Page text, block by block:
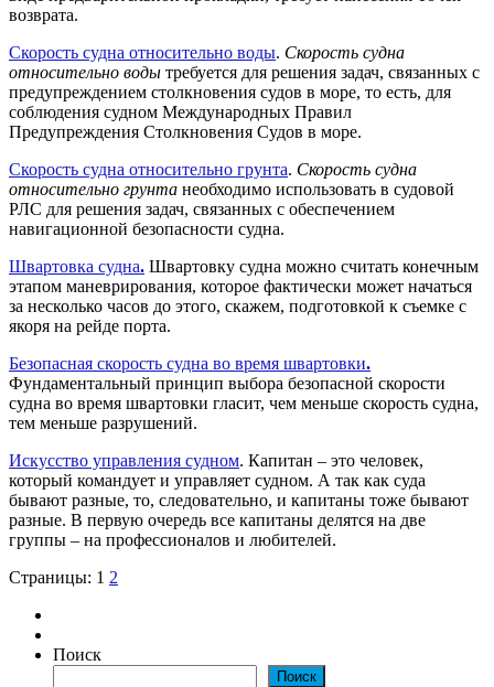
возврата.
Скорость судна относительно воды. Скорость судна
относительно воды требуется для решения задач, связанных с
предупреждением столкновения судов в море, то есть, для
соблюдения судном Международных Правил
Предупреждения Столкновения Судов в море.
Скорость судна относительно грунта. Скорость судна
относительно грунта необходимо использовать в судовой
РЛС для решения задач, связанных с обеспечением
навигационной безопасности судна.
Швартовка судна. Швартовку судна можно считать конечным
этапом маневрирования, которое фактически может начаться
за несколько часов до этого, скажем, подготовкой к съемке с
якоря на рейде порта.
Безопасная скорость судна во время швартовки.
Фундаментальный принцип выбора безопасной скорости
судна во время швартовки гласит, чем меньше скорость судна,
тем меньше разрушений.
Искусство управления судном. Капитан – это человек,
который командует и управляет судном. А так как суда
бывают разные, то, следовательно, и капитаны тоже бывают
разные. В первую очередь все капитаны делятся на две
группы – на профессионалов и любителей.
Страницы: 1 2
Поиск
Поиск